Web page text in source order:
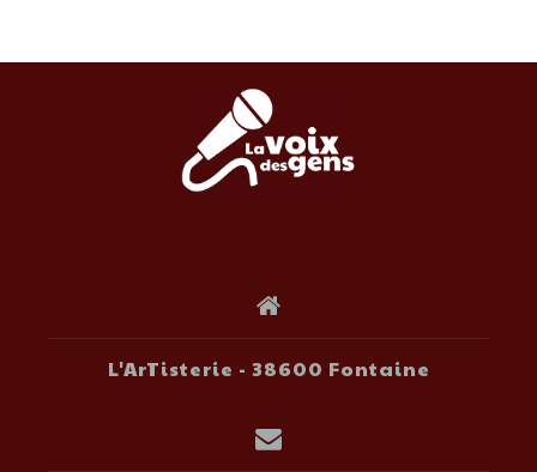
L'ArTisterie - 38600 Fontaine